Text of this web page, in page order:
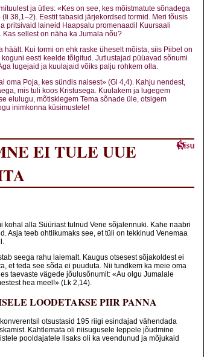
ja ütles: «Kes on see, kes mõistmatute sõnadega
38,1–2). Eestit tabasid järjekordsed tormid. Meri tõusis
pritsivaid laineid Haapsalu promenaadil Kuursaali
sellest on näha ka Jumala nõu?
häält. Kui tormi on ehk raske üheselt mõista, siis Piibel on
eesti keelde tõlgitud. Jutlustajad püüavad sõnumi
lugejaid ja kuulajaid võiks palju rohkem olla.
oma Poja, kes sündis naisest» (Gl 4,4). Kahju nendest,
mis tuli koos Kristusega. Kuulakem ja lugegem
elulugu, mõtisklegem Tema sõnade üle, otsigem
inimkonna küsimustele!
EI TULE UUE
kohal alla Süüriast tulnud Vene sõjalennuki. Kahe naabri
Asja teeb ohtlikumaks see, et tüli on tekkinud Venemaa
seega rahu laiemalt. Kaugus otsesest sõjakoldest ei
et teda see sõda ei puuduta. Nii tundkem ka meie oma
taevaste vägede jõulusõnumit: «Au olgu Jumalale
hea meel!» (Lk 2,14).
LOODETAKSE PIIR PANNA
otsustasid 195 riigi esindajad vähendada
Kahtlemata oli niisugusele leppele jõudmine
pooldajatele lisaks oli ka veendunud ja mõjukaid